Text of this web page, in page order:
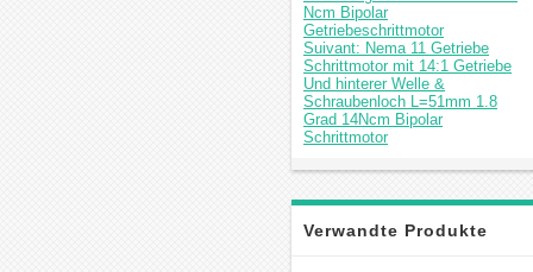
Ncm Bipolar
Getriebeschrittmotor
Suivant: Nema 11 Getriebe
Schrittmotor mit 14:1 Getriebe
Und hinterer Welle &
Schraubenloch L=51mm 1.8
Grad 14Ncm Bipolar
Schrittmotor
Verwandte Produkte